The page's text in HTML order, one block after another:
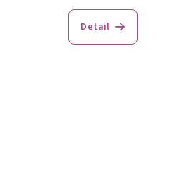
Detail